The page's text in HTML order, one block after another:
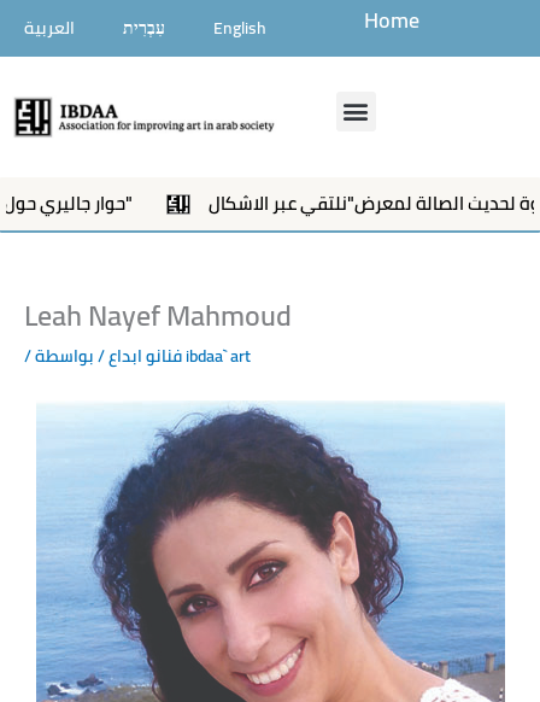
المحتوى
العربية עִבְרִית English Home
Menu
دعوة لحديث الصالة لمعرض"نلتقي عبر الاشكال" Opening of an
Leah Nayef Mahmoud
/ فنانو ابداعibdaa` art